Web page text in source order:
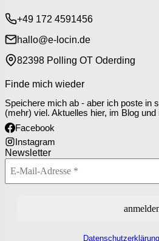
+49 172 4591456
hallo@e-locin.de
82398 Polling OT Oderding
Finde mich wieder
Speichere mich ab - aber ich poste in
(mehr) viel. Aktuelles hier, im Blog
Facebook
Instagram
Newsletter